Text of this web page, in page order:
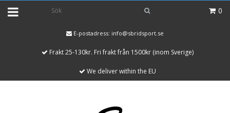
0
E-postadress: info@sbridsport.se
Frakt 25-130kr. Fri frakt från 1500kr (inom Sverige)
We deliver within the EU